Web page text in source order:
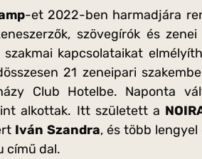
-et 2022-ben harmadjára
szövegírók és
kapcsolataikat
21 zeneipari
Club Hotelbe. Naponta
alkottak. Itt született a
Iván Szandra, és több
című dal.